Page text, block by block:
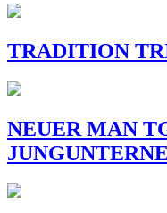
TRADITION
NEUER MAN